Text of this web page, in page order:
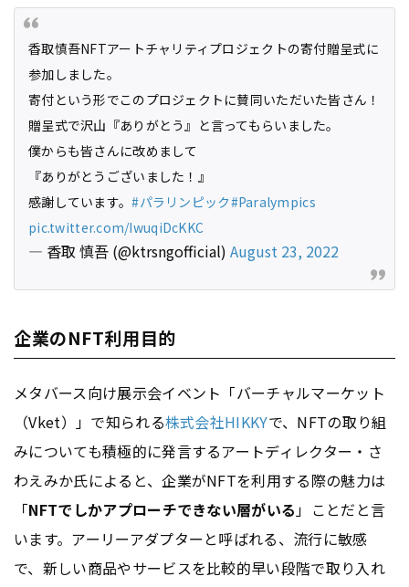
香取慎吾NFTアートチャリティプロジェクトの寄付贈呈式に
参加しました。
寄付という形でこのプロジェクトに賛同いただいた皆さん！
贈呈式で沢山『ありがとう』と言ってもらいました。
僕からも皆さんに改めまして
『ありがとうございました！』
感謝しています。#パラリンピック#Paralympics
pic.twitter.com/IwuqiDcKKC
— 香取 慎吾 (@ktrsngofficial) August 23, 2022
企業のNFT利用目的
メタバース向け展示会イベント「バーチャルマーケット
（Vket）」で知られる株式会社HIKKYで、NFTの取り組
みについても積極的に発言するアートディレクター・さ
わえみか氏によると、企業がNFTを利用する際の魅力は
「NFTでしかアプローチできない層がいる」ことだと言
います。アーリーアダプターと呼ばれる、流行に敏感
で、新しい商品やサービスを比較的早い段階で取り入れ